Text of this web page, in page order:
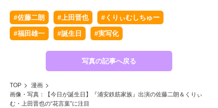
#佐藤二朗 #上田晋也 #くりぃむしちゅー
#福田雄一 #誕生日 #実写化
写真の記事へ戻る
TOP
漫画
画像・写真：【今日が誕生日】『浦安鉄筋家族』出演の佐藤二朗＆くりぃ
む・上田晋也の“花言葉”に注目